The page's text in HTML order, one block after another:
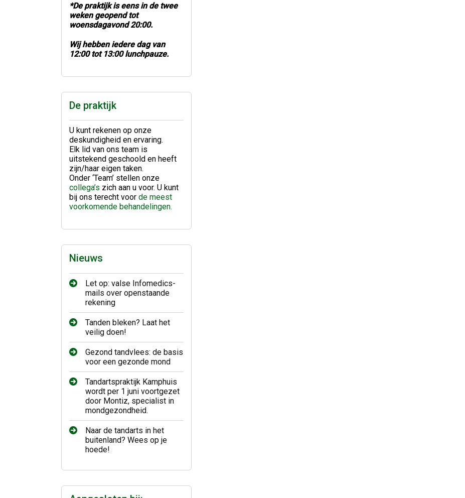
*De praktijk is eens in de twee
weken geopend tot
woensdagavond 20:00.
Wij hebben iedere dag van
12:00 tot 13:00 lunchpauze.
De praktijk
U kunt rekenen op onze
deskundigheid en ervaring.
Elk lid van ons team is
uitstekend geschoold en heeft
zijn/haar eigen taken.
Onder ‘Team’ stellen onze
collega’s zich aan u voor. U kunt
bij ons terecht voor de meest
voorkomende behandelingen.
Nieuws
Let op: valse Infomedics-
mails over openstaande
rekening
Tanden bleken? Laat het
veilig doen!
Gezond tandvlees: de basis
voor een gezonde mond
Tandartspraktijk Kamphuis
wordt per 1 juni voortgezet
door Montiz, specialist in
mondgezondheid.
Naar de tandarts in het
buitenland? Wees op je
hoede!